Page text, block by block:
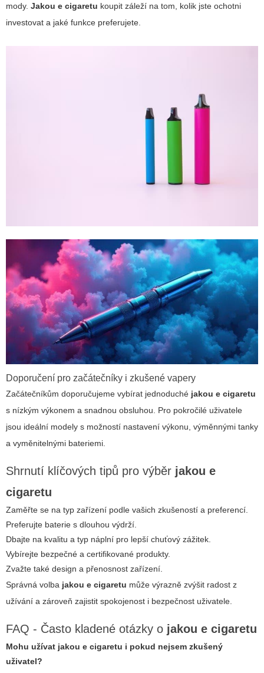
mody. Jakou e cigaretu koupit záleží na tom, kolik jste ochotni
investovat a jaké funkce preferujete.
Doporučení pro začátečníky i zkušené vapery
Začátečníkům doporučujeme vybírat jednoduché jakou e cigaretu
s nízkým výkonem a snadnou obsluhou. Pro pokročilé uživatele
jsou ideální modely s možností nastavení výkonu, výměnnými tanky
a vyměnitelnými bateriemi.
Shrnutí klíčových tipů pro výběr jakou e
cigaretu
Zaměřte se na typ zařízení podle vašich zkušeností a preferencí.
Preferujte baterie s dlouhou výdrží.
Dbajte na kvalitu a typ náplní pro lepší chuťový zážitek.
Vybírejte bezpečné a certifikované produkty.
Zvažte také design a přenosnost zařízení.
Správná volba jakou e cigaretu může výrazně zvýšit radost z
užívání a zároveň zajistit spokojenost i bezpečnost uživatele.
FAQ - Často kladené otázky o jakou e cigaretu
Mohu užívat jakou e cigaretu i pokud nejsem zkušený
uživatel?